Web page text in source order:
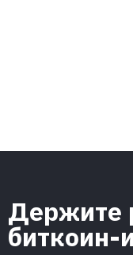
Держите
биткоин-